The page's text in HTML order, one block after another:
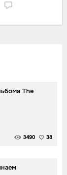
The
3490 38